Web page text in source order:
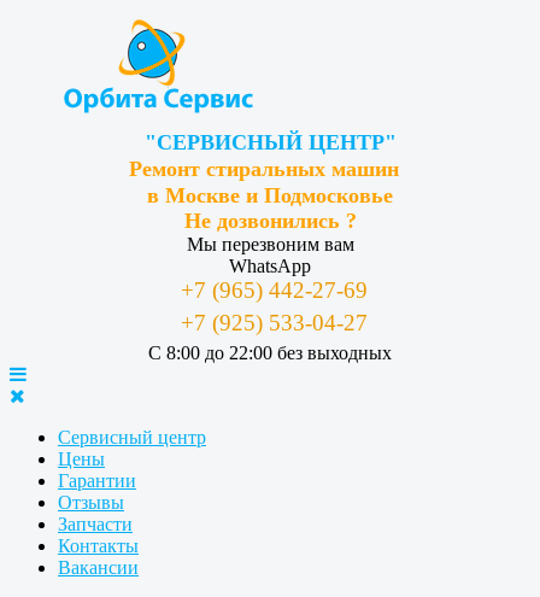
"СЕРВИСНЫЙ ЦЕНТР"
Ремонт стиральных машин
в Москве и Подмосковье
Не дозвонились ?
Мы перезвоним вам
WhatsApp
+7 (965) 442-27-69
+7 (925) 533-04-27
С 8:00 до 22:00 без выходных
Сервисный центр
Цены
Гарантии
Отзывы
Запчасти
Контакты
Вакансии